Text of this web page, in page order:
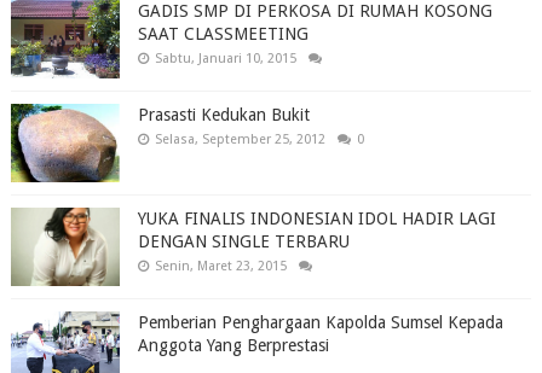
GADIS SMP DI PERKOSA DI RUMAH KOSONG
SAAT CLASSMEETING
Sabtu, Januari 10, 2015
Prasasti Kedukan Bukit
Selasa, September 25, 2012 0
YUKA FINALIS INDONESIAN IDOL HADIR LAGI
DENGAN SINGLE TERBARU
Senin, Maret 23, 2015
Pemberian Penghargaan Kapolda Sumsel Kepada
Anggota Yang Berprestasi